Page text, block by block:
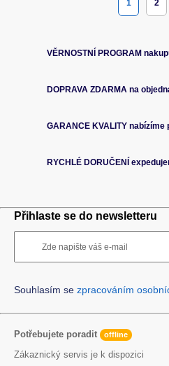
1 2
VĚRNOSTNÍ PROGRAM
DOPRAVA ZDARMA na
GARANCE KVALITY
RYCHLÉ DORUČENÍ
Přihlaste se do newsletteru
Zde napište váš e-mail
Souhlasím se zpracováním
Potřebujete poradit offline
Zákaznický servis je k dispozici